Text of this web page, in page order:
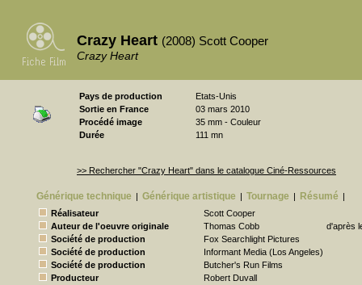
Crazy Heart (2008) Scott Cooper
Crazy Heart
Pays de production
Etats-Unis
Sortie en France
03 mars 2010
Procédé image
35 mm - Couleur
Durée
111 mn
>> Rechercher "Crazy Heart" dans le catalogue Ciné-Ressources
Générique technique | Générique artistique | Tournage | Résumé |
Réalisateur
Scott Cooper
Auteur de l'oeuvre originale
Thomas Cobb
d'après
Société de production
Fox Searchlight Pictures
Société de production
Informant Media (Los Angeles)
Société de production
Butcher's Run Films
Producteur
Robert Duvall